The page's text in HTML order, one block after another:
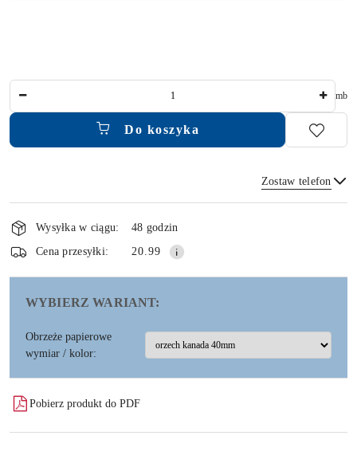
mb
Do koszyka
Zostaw telefon
Wyślij
Dostępność
i
dostawa
Wysyłka w ciągu:
48 godzin
Cena przesyłki:
20.99
WYBIERZ WARIANT:
Obrzeże papierowe
wymiar / kolor:
Pobierz produkt do PDF